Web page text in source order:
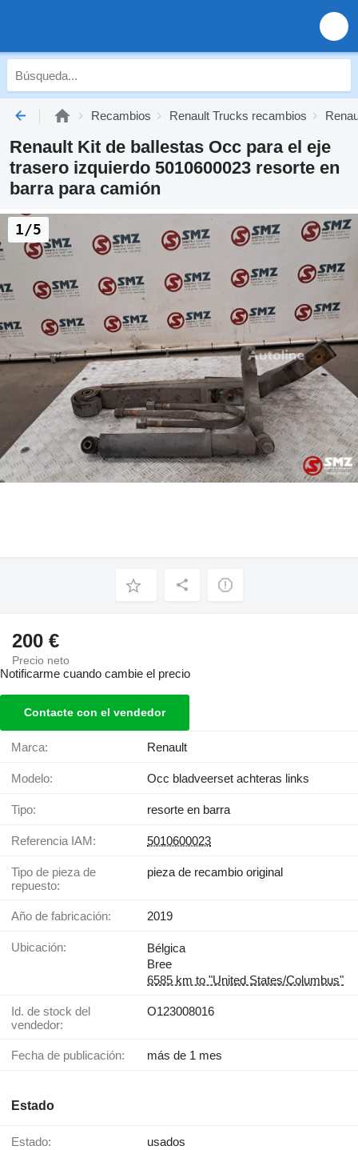
Recambios Renault Trucks recambios
Renault Kit de ballestas Occ para el eje
trasero izquierdo 5010600023 resorte en
barra para camión
1/5
200 €
Precio neto
Notificarme cuando cambie el precio
Contacte con el vendedor
Marca: Renault
Modelo: Occ bladveerset achteras links
Tipo: resorte en barra
Referencia IAM: 5010600023
Tipo de pieza de
repuesto:
pieza de recambio original
Año de fabricación: 2019
Ubicación:
Bélgica
Bree
6585 km to "United States/Columbus"
Id. de stock del
vendedor:
O123008016
Fecha de publicación: más de 1 mes
Estado
Estado: usados